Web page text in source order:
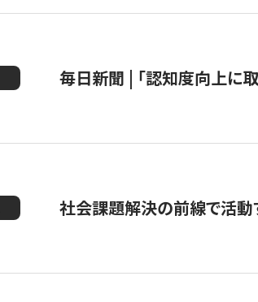
毎日新聞 | 「認知度向上に
社会課題解決の前線で活動